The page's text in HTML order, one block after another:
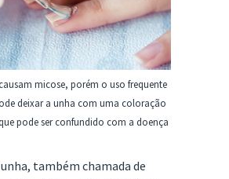
micose, porém o uso frequente
deixar a unha com uma coloração
pode ser confundido com a doença
também chamada de